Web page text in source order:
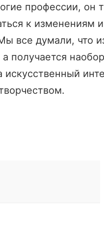
профессии, он
к изменениям
все думали, что
получается
искусственный